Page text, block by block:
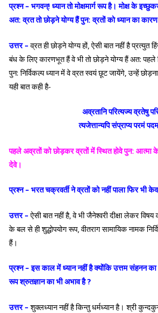
प्रश्न – भगवन्! ध्यान तो मोक्षमार्ग रूप है। मोक्ष के
अत: व्रत तो छोड़ने योग्य हैं पुन: व्रतों को ध्यान का
उत्तर –व्रत ही छोड़ने योग्य हों, ऐसी बात नहीं है
बंध के लिए कारणभूत हैं वे भी तो छोड़ने योग्य हैं अत: पहले
पुन: निर्विकल्प ध्यान में वे व्रत स्वयं छूट जायेंगे, उन्हें
यही बात कही है-
अव्रतानि परित्यज्य व्रतेषु
त्यजेत्तान्यपि संप्राप्य परमं
पहले अव्रतों को छोड़कर व्रतों में स्थित होवे पुन: आत्मा
देवे।
प्रश्न – भरत चक्रवर्ती ने व्रतों को नहीं पाला फिर भी
उत्तर –ऐसी बात नहीं है, वे भी जैनेश्वरी दीक्षा लेकर
के बल से ही शुद्धोपयोग रूप, वीतराग सामायिक नामक
हैं।
प्रश्न – इस काल में ध्यान नहीं है क्योंकि उत्तम संहनन
रूप श्रुतज्ञान का भी अभाव है ?
उत्तर –शुक्लध्यान नहीं है किन्तु धर्मध्यान है। श्री